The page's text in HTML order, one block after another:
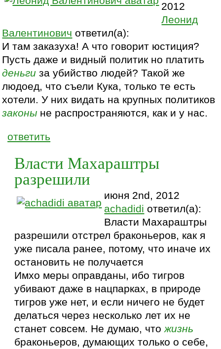
2012
Леонид
Валентинович ответил(а):
И там заказуха! А что говорит юстиция?
Пусть даже и видный политик но платить
деньги за убийство людей? Такой же
людоед, что съели Кука, только те есть
хотели. У них видать на крупных политиков
законы не распространяются, как и у нас.
ответить
Власти Махараштры
разрешили
июня 2nd, 2012
achadidi ответил(а):
Власти Махараштры
разрешили отстрел браконьеров, как я
уже писала ранее, потому, что иначе их
остановить не получается
Имхо меры оправданы, ибо тигров
убивают даже в нацпарках, в природе
тигров уже нет, и если ничего не будет
делаться через несколько лет их не
станет совсем. Не думаю, чтожизнь
браконьеров, думающих только о себе,